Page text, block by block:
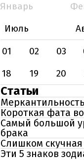
Январь
Июль
01
02 03
18
19 20
Статьи
Короткая фата
Самый большой
брака
Слишком
Эти 5 знаков